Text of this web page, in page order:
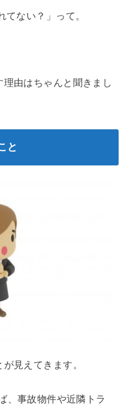
てない？」って。
由はちゃんと聞きまし
と
見えてきます。
事故物件や近隣トラ